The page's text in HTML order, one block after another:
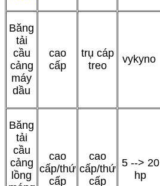
Băng
tải
cầu
cảng
máy
dầu
cao
cấp
trụ cáp
treo
vykyno
Băng
tải
cầu
cảng
lồng
cao
cấp/thứ
cấp
cao
cấp/thứ
cấp
5 --> 20
hp